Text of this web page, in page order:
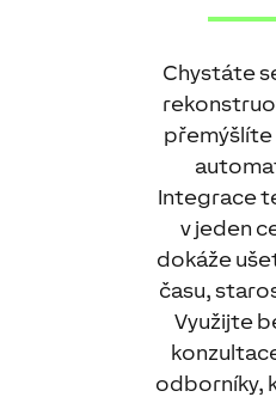
Chystáte
Integrace
v jeden
dokáže
času,
Využijte
odborníky,